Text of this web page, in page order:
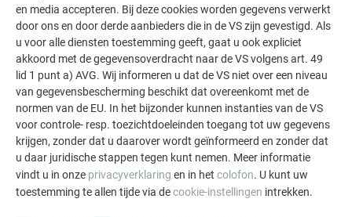
en media accepteren. Bij deze cookies worden gegevens verwerkt
door ons en door derde aanbieders die in de VS zijn gevestigd. Als
u voor alle diensten toestemming geeft, gaat u ook expliciet
akkoord met de gegevensoverdracht naar de VS volgens art. 49
lid 1 punt a) AVG. Wij informeren u dat de VS niet over een niveau
van gegevensbescherming beschikt dat overeenkomt met de
normen van de EU. In het bijzonder kunnen instanties van de VS
voor controle- resp. toezichtdoeleinden toegang tot uw gegevens
krijgen, zonder dat u daarover wordt geïnformeerd en zonder dat
u daar juridische stappen tegen kunt nemen. Meer informatie
vindt u in onze privacyverklaring en in het colofon. U kunt uw
toestemming te allen tijde via decookie-instellingen intrekken.